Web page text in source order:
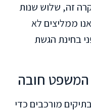
זה, שלוש שנות
ממליצים לא
בחינת הגשת
חובה
מורכבים כדי